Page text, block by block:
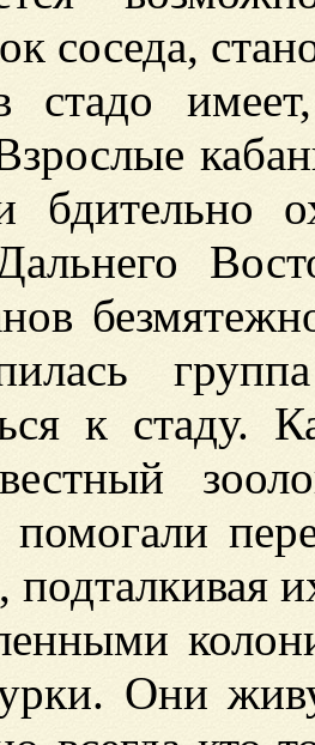
соседа,
стадо
к стаду.
подталкивая
Они